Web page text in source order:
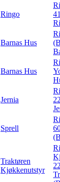
Ringo
Barnas Hus
Barnas Hus
Jernia
Sprell
Traktøren
Kjøkkenutstyr